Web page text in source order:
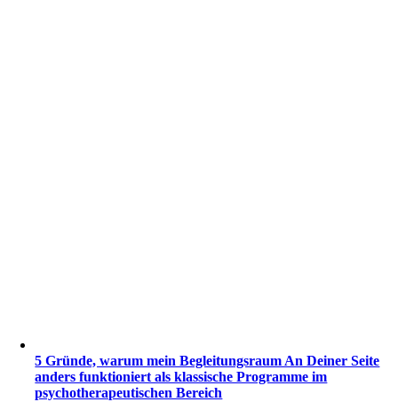
5 Gründe, warum mein Begleitungsraum An Deiner Seite
anders funktioniert als klassische Programme im
psychotherapeutischen Bereich